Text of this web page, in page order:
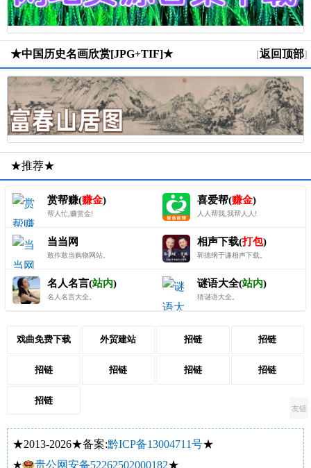
★中国历史名画欣赏[JPG+TIF]★ [返回顶部]
★推荐★
赏帮赚(赚金)
帮人忙,赚赏金!
喜爱帮(赚金)
人人帮我,我帮人人!
当当网
敢作敢当购物网站。
相声下载(打包)
郭德纲于谦相声下载。
名人名言(站内)
名人名言大全。
谜语大全(站内)
猜谜语大全。
戏曲免费下载 外贸建站 招链 招链
招链 招链 招链 招链
招链
友链
★2013-2026★备案:黔ICP备13004711号★
★
贵公网安备52262502000182★